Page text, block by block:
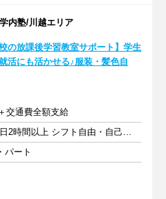
内塾/川越エリア
校の放課後学習教室サポート】学生
活にも活かせる♪服装・髪色自
交通費全額支給
週1日以上 1日2時間以上 シフト自由・自己申告
パート